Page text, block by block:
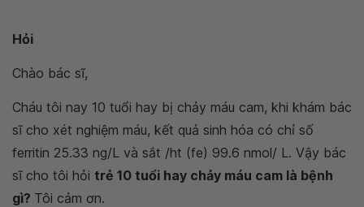
Hỏi
Chào bác sĩ,
Cháu tôi nay 10 tuổi hay bị chảy máu cam, khi khám bác
sĩ cho xét nghiệm máu, kết quả sinh hóa có chỉ số
ferritin 25.33 ng/L và sắt /ht (fe) 99.6 nmol/ L. Vậy bác
sĩ cho tôi hỏi trẻ 10 tuổi hay chảy máu cam là bệnh
gì? Tôi cảm ơn.